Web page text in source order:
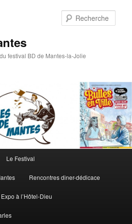
festival BD de Mantes-la-Jolie
Le Festival
Rencontres diner-dédicace
Expo à l’Hôtel-Dieu